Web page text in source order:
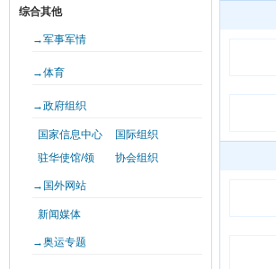
综合其他
→军事军情
→体育
→政府组织
国家信息中心
国际组织
驻华使馆/领
协会组织
→国外网站
新闻媒体
→奥运专题